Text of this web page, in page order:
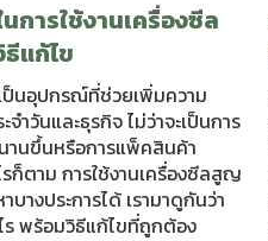
ารใช้งานเครื่องซีล
แก้ไข
นอุปกรณ์ที่ช่วยเพิ่มความ
ำวันและธุรกิจ ไม่ว่าจะเป็นการ
านขึ้นหรือการแพ็คสินค้า
ก็ตาม การใช้งานเครื่องซีลสูญ
างประการได้ เรามาดูกันว่า
พร้อมวิธีแก้ไขที่ถูกต้อง